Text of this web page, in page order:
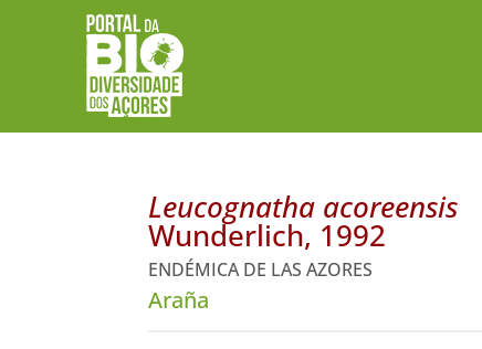
Leucognatha acoreensis
Wunderlich, 1992
ENDÉMICA DE LAS AZORES
Araña